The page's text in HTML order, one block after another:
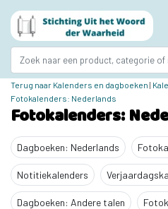
Terug naar Kalenders en dagboeken |
Fotokalenders: Nederlands
Fotokalenders:
Dagboeken: Nederlands
Notitiekalenders
Dagboeken: Andere talen